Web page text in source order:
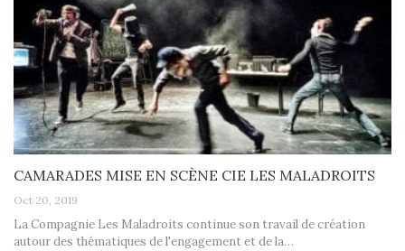
CAMARADES MISE EN SCÈNE CIE LES MALADROITS
Oct 20, 2019
La Compagnie Les Maladroits continue son travail de création
autour des thématiques de l'engagement et de la…